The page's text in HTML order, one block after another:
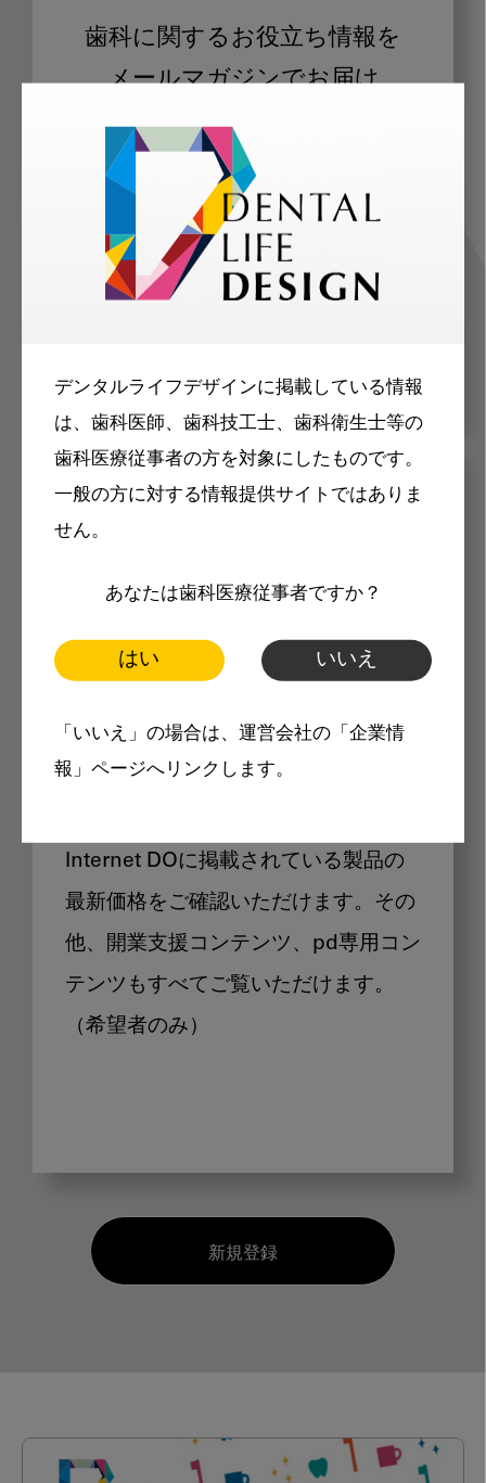
デンタルライフデザインに掲載している情報
は、歯科医師、歯科技工士、歯科衛生士等の
歯科医療従事者の方を対象にしたものです。
一般の方に対する情報提供サイトではありま
せん。
あなたは歯科医療従事者ですか？
はい いいえ
「いいえ」の場合は、運営会社の「企業情
報」ページへリンクします。
歯科に関するお役立ち情報を
メールマガジンでお届け
ご登録いただいた職種（歯科医師、歯
科衛生士、歯科技工士）に合わせた内
容のメールマガジンをお届けします。
メリット
製品価格も閲覧可能
Internet DOに掲載されている製品の
最新価格をご確認いただけます。その
他、開業支援コンテンツ、pd専用コン
テンツもすべてご覧いただけます。
（希望者のみ）
新規登録